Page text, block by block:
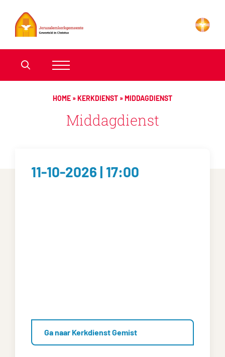
HOME »KERKDIENST »MIDDAGDIENST
Middagdienst
11-10-2026 | 17:00
Ga naar Kerkdienst Gemist